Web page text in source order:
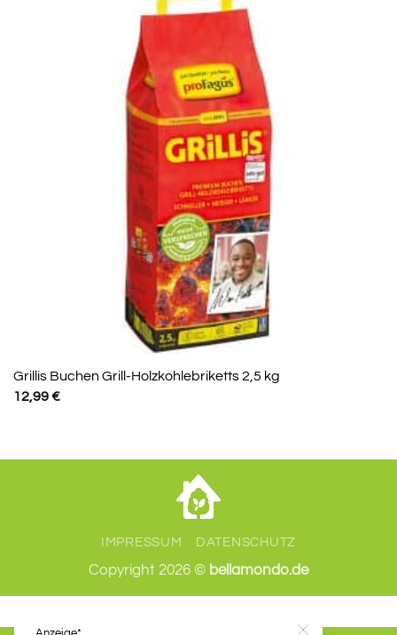
Grillis Buchen Grill-Holzkohlebriketts 2,5 kg
12,99€
IMPRESSUM DATENSCHUTZ
Copyright 2026 © bellamondo.de